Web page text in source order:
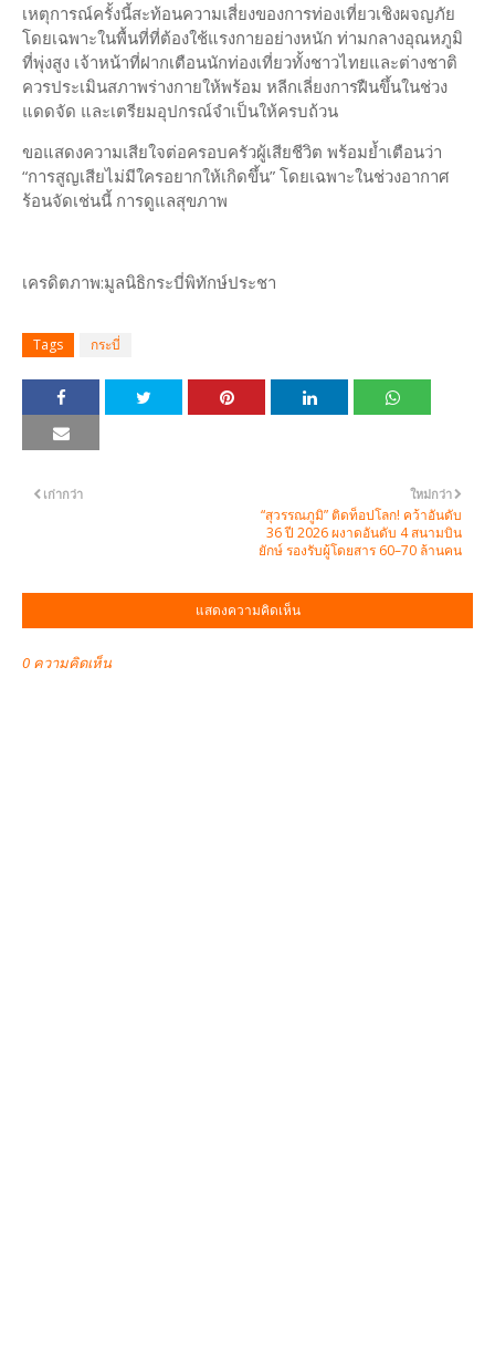
เหตุการณ์ครั้งนี้สะท้อนความเสี่ยงของการท่องเที่ยวเชิงผจญภัย
โดยเฉพาะในพื้นที่ที่ต้องใช้แรงกายอย่างหนัก ท่ามกลางอุณหภูมิ
ที่พุ่งสูง เจ้าหน้าที่ฝากเตือนนักท่องเที่ยวทั้งชาวไทยและต่างชาติ
ควรประเมินสภาพร่างกายให้พร้อม หลีกเลี่ยงการฝืนขึ้นในช่วง
แดดจัด และเตรียมอุปกรณ์จำเป็นให้ครบถ้วน
ขอแสดงความเสียใจต่อครอบครัวผู้เสียชีวิต พร้อมย้ำเตือนว่า
“การสูญเสียไม่มีใครอยากให้เกิดขึ้น” โดยเฉพาะในช่วงอากาศ
ร้อนจัดเช่นนี้ การดูแลสุขภาพ
เครดิตภาพ:มูลนิธิกระบี่พิทักษ์ประชา
Tags กระบี่
ใหม่กว่า
“สุวรรณภูมิ” ติดท็อปโลก! คว้าอันดับ
36 ปี 2026 ผงาดอันดับ 4 สนามบิน
ยักษ์ รองรับผู้โดยสาร 60–70 ล้านคน
เก่ากว่า
แสดงความคิดเห็น
0 ความคิดเห็น